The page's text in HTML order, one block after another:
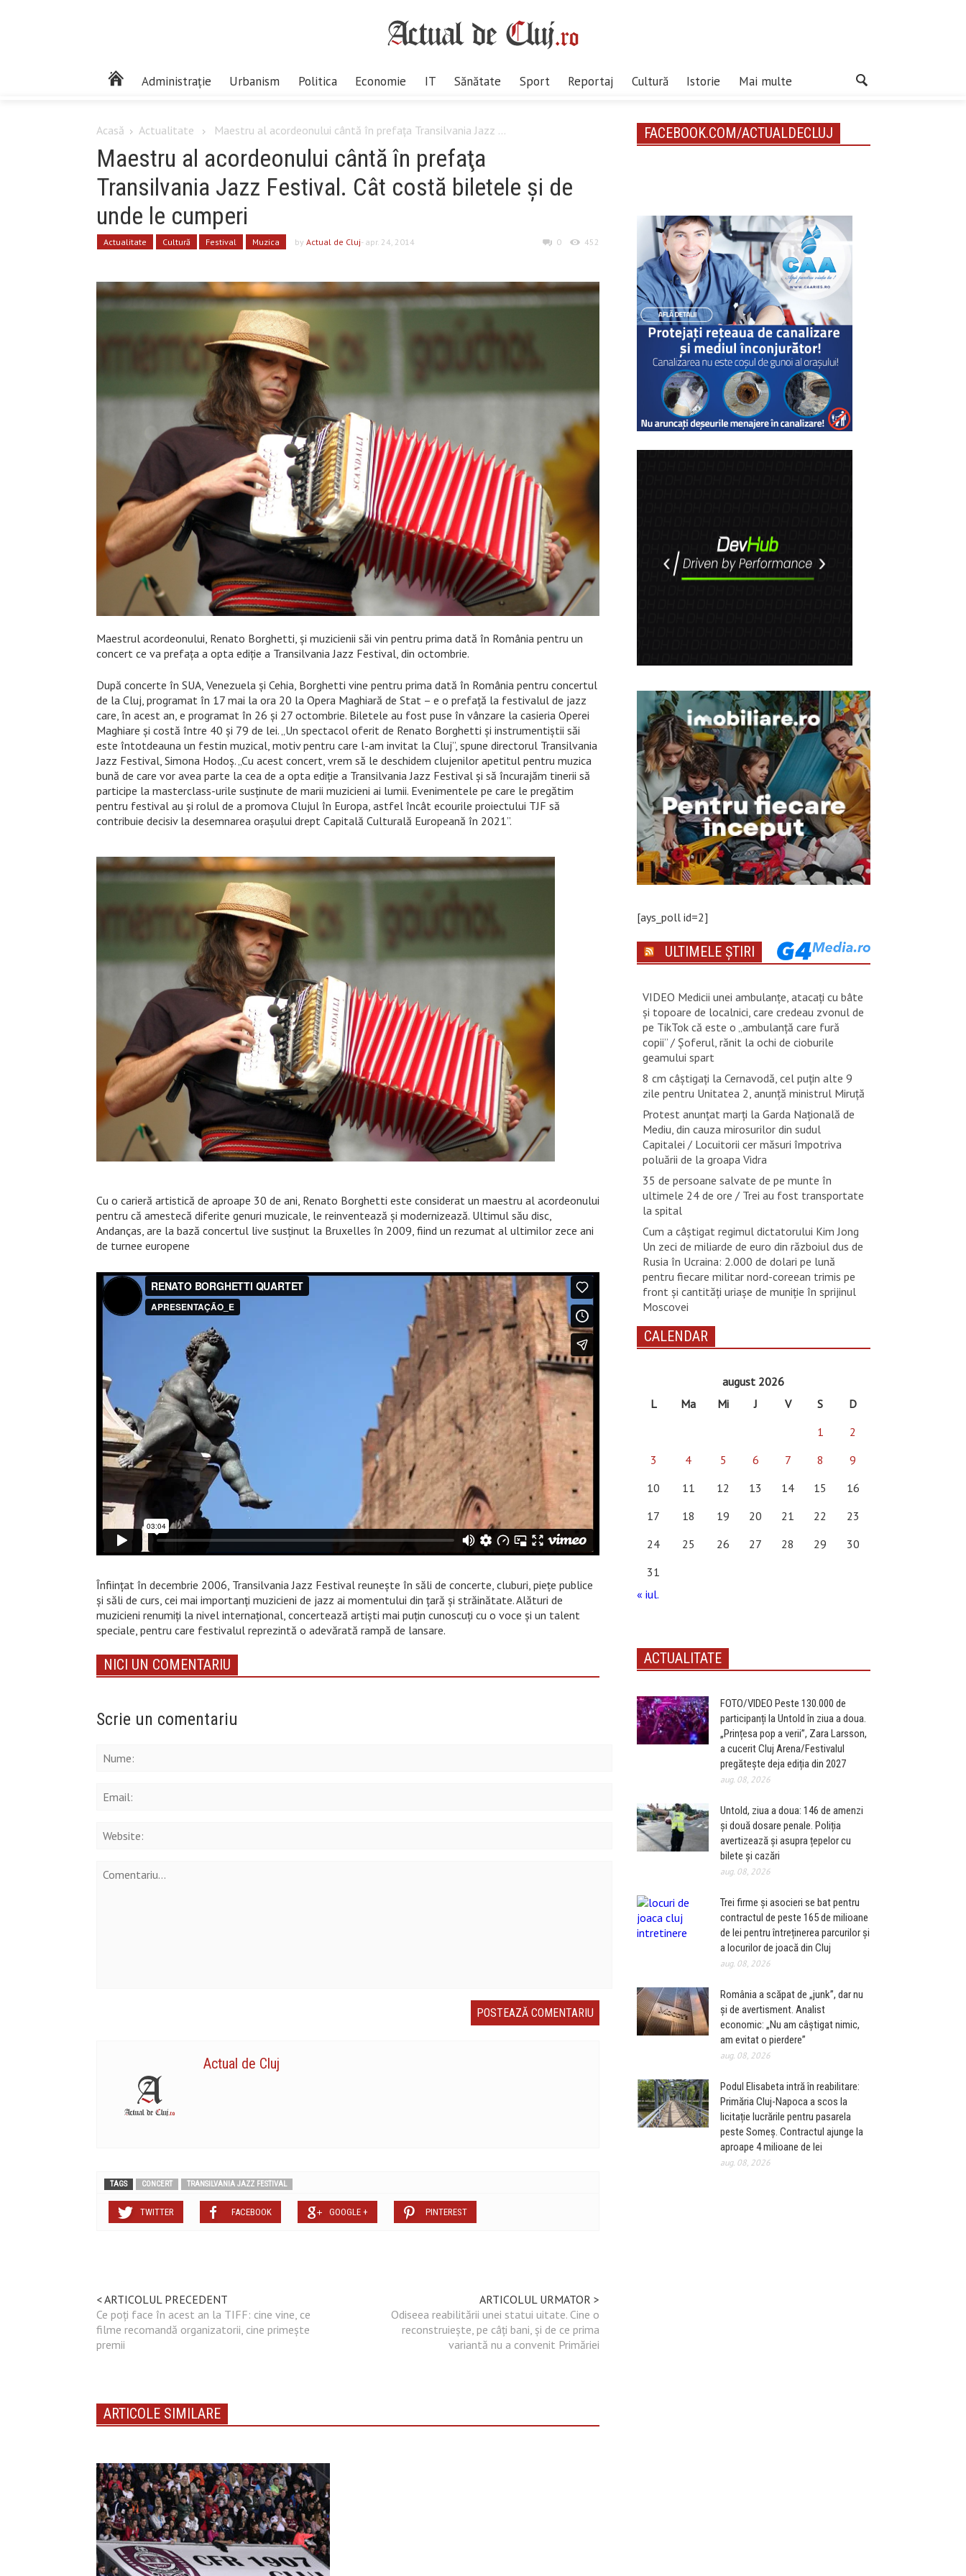
Administrație Urbanism Politica Economie IT Sănătate Sport Reportaj Cultură Istorie Mai multe
Acasă Actualitate Maestru al acordeonului cântă în prefaţa Transilvania Jazz ...
Maestru al acordeonului cântă în prefaţa
Transilvania Jazz Festival. Cât costă biletele şi de
unde le cumperi
Actualitate Cultură Festival Muzica byActual de Cluj- apr. 24, 2014 0 452
Maestrul acordeonului, Renato Borghetti, şi muzicienii săi vin pentru prima dată în România pentru un
concert ce va prefaţa a opta ediţie a Transilvania Jazz Festival, din octombrie.
După concerte în SUA, Venezuela şi Cehia, Borghetti vine pentru prima dată în România pentru concertul
de la Cluj, programat în 17 mai la ora 20 la Opera Maghiară de Stat – e o prefaţă la festivalul de jazz
care, în acest an, e programat în 26 şi 27 octombrie. Biletele au fost puse în vânzare la casieria Operei
Maghiare şi costă între 40 şi 79 de lei. „Un spectacol oferit de Renato Borghetti și instrumentiștii săi
este întotdeauna un festin muzical, motiv pentru care l-am invitat la Cluj”, spune directorul Transilvania
Jazz Festival, Simona Hodoş. „Cu acest concert, vrem să le deschidem clujenilor apetitul pentru muzica
bună de care vor avea parte la cea de a opta ediție a Transilvania Jazz Festival și să încurajăm tinerii să
participe la masterclass-urile susținute de marii muzicieni ai lumii. Evenimentele pe care le pregătim
pentru festival au și rolul de a promova Clujul în Europa, astfel încât ecourile proiectului TJF să
contribuie decisiv la desemnarea orașului drept Capitală Culturală Europeană în 2021”.
Cu o carieră artistică de aproape 30 de ani, Renato Borghetti este considerat un maestru al acordeonului
pentru că amestecă diferite genuri muzicale, le reinventează și modernizează. Ultimul său disc,
Andanças, are la bază concertul live susţinut la Bruxelles în 2009, fiind un rezumat al ultimilor zece ani
de turnee europene
Înfiinţat în decembrie 2006, Transilvania Jazz Festival reuneşte în săli de concerte, cluburi, pieţe publice
şi săli de curs, cei mai importanţi muzicieni de jazz ai momentului din ţară şi străinătate. Alături de
muzicieni renumiţi la nivel internaţional, concertează artişti mai puţin cunoscuţi cu o voce şi un talent
speciale, pentru care festivalul reprezintă o adevărată rampă de lansare.
NICI UN COMENTARIU
Scrie un comentariu
Actual de Cluj
TAGS CONCERT TRANSILVANIA JAZZ FESTIVAL
TWITTER FACEBOOK GOOGLE + PINTEREST
< ARTICOLUL PRECEDENT
Ce poţi face în acest an la TIFF: cine vine, ce
filme recomandă organizatorii, cine primeşte
premii
ARTICOLUL URMATOR >
Odiseea reabilitării unei statui uitate. Cine o
reconstruieşte, pe câţi bani, şi de ce prima
variantă nu a convenit Primăriei
ARTICOLE SIMILARE
FACEBOOK.COM/ACTUALDECLUJ
[ays_poll id=2]
ULTIMELE ȘTIRI
VIDEO Medicii unei ambulanțe, atacați cu bâte
și topoare de localnici, care credeau zvonul de
pe TikTok că este o „ambulanță care fură
copii” / Șoferul, rănit la ochi de cioburile
geamului spart
8 cm câștigați la Cernavodă, cel puțin alte 9
zile pentru Unitatea 2, anunță ministrul Miruță
Protest anunțat marți la Garda Națională de
Mediu, din cauza mirosurilor din sudul
Capitalei / Locuitorii cer măsuri împotriva
poluării de la groapa Vidra
35 de persoane salvate de pe munte în
ultimele 24 de ore / Trei au fost transportate
la spital
Cum a câștigat regimul dictatorului Kim Jong
Un zeci de miliarde de euro din războiul dus de
Rusia în Ucraina: 2.000 de dolari pe lună
pentru fiecare militar nord-coreean trimis pe
front și cantități uriașe de muniție în sprijinul
Moscovei
CALENDAR
august 2026
L
Ma Mi J V S
D
1
2
3
4 5 6 7 8
9
10
11 12 13 14 15
16
17
18 19 20 21 22
23
24
25 26 27 28 29
30
31
« iul.
ACTUALITATE
FOTO/VIDEO Peste 130.000 de
participanți la Untold în ziua a doua.
„Prințesa pop a verii”, Zara Larsson,
a cucerit Cluj Arena/Festivalul
pregătește deja ediția din 2027
aug. 08, 2026
Untold, ziua a doua: 146 de amenzi
și două dosare penale. Poliția
avertizează și asupra țepelor cu
bilete și cazări
aug. 08, 2026
Trei firme și asocieri se bat pentru
contractul de peste 165 de milioane
de lei pentru întreținerea parcurilor și
a locurilor de joacă din Cluj
aug. 08, 2026
România a scăpat de „junk”, dar nu
și de avertisment. Analist
economic: „Nu am câștigat nimic,
am evitat o pierdere”
aug. 08, 2026
Podul Elisabeta intră în reabilitare:
Primăria Cluj-Napoca a scos la
licitație lucrările pentru pasarela
peste Someș. Contractul ajunge la
aproape 4 milioane de lei
aug. 08, 2026